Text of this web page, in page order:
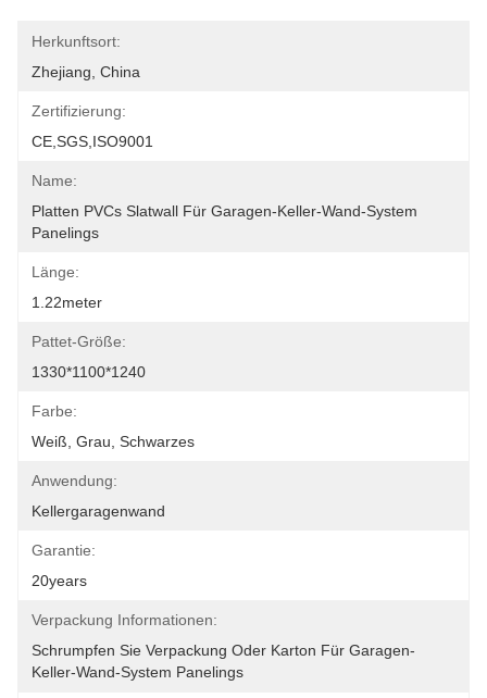
Herkunftsort:
Zhejiang, China
Zertifizierung:
CE,SGS,ISO9001
Name:
Platten PVCs Slatwall Für Garagen-Keller-Wand-System
Panelings
Länge:
1.22meter
Pattet-Größe:
1330*1100*1240
Farbe:
Weiß, Grau, Schwarzes
Anwendung:
Kellergaragenwand
Garantie:
20years
Verpackung Informationen:
Schrumpfen Sie Verpackung Oder Karton Für Garagen-
Keller-Wand-System Panelings